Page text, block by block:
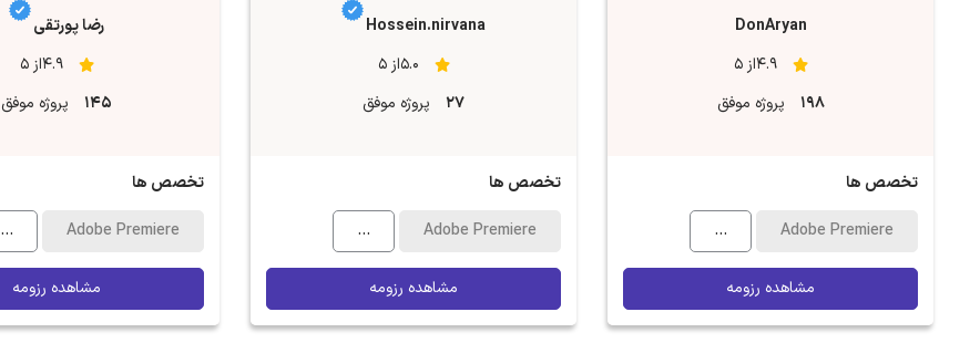
DonAryan
4.9از 5
198
پروژه موفق
تخصص ها
Adobe Premiere
...
مشاهده رزومه
Hossein.nirvana
5.0از 5
27
پروژه موفق
تخصص ها
Adobe Premiere
...
مشاهده رزومه
رضا پورتقی
4.9از 5
145
پروژه موفق
تخصص ها
Adobe Premiere
...
مشاهده رزومه